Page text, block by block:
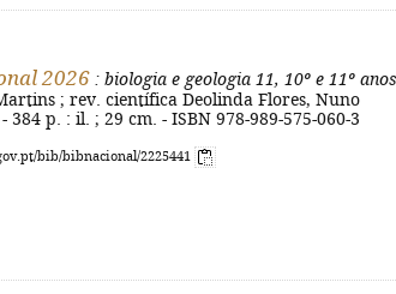
2026 : biologia e geologia 11, 10º e 11º anos
; rev. científica Deolinda Flores, Nuno
p. : il. ; 29 cm. - ISBN 978-989-575-060-3
bib/bibnacional/2225441